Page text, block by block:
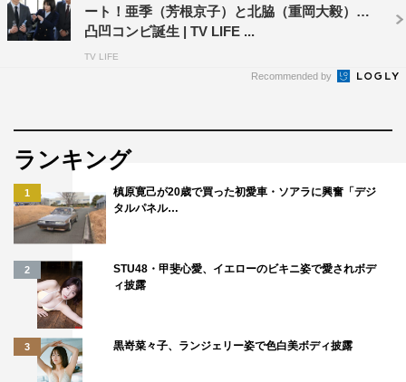
福地桃子 芳根京子
ート！亜季（芳根京子）と北脇（重岡大毅）の
凸凹コンビ誕生 | TV LIFE ...
TV LIFE
Recommended by
ランキング
1
槙原寛己が20歳で買った初愛車・ソアラに興奮「デジ
タルパネル…
2
STU48・甲斐心愛、イエローのビキニ姿で愛されボデ
ィ披露
3 黒嵜菜々子、ランジェリー姿で色白美ボディ披露